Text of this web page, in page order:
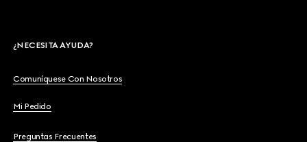
¿NECESITA AYUDA?
Comuníquese Con Nosotros
Mi Pedido
Preguntas Frecuentes